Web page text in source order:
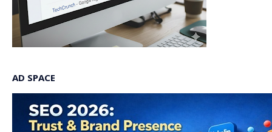
AD SPACE